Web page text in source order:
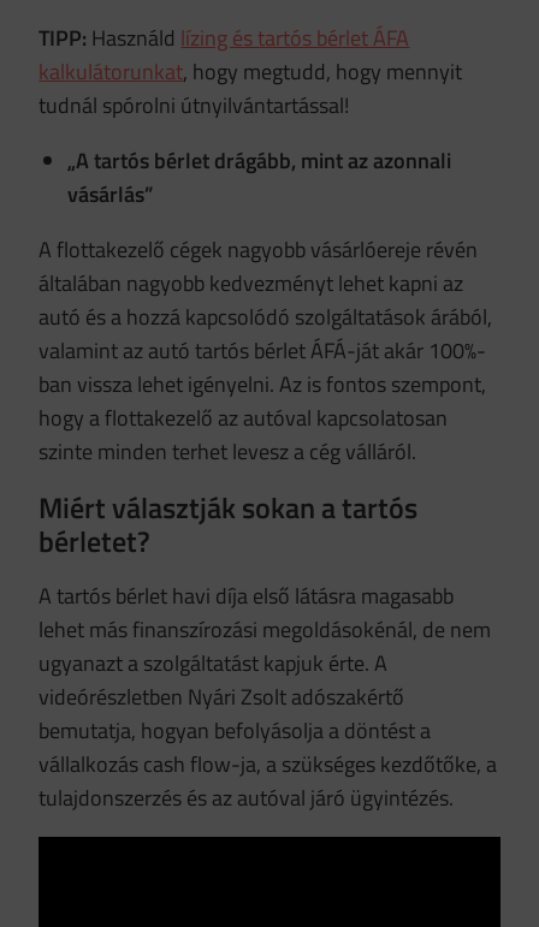
TIPP: Használd lízing és tartós bérlet ÁFA
kalkulátorunkat, hogy megtudd, hogy mennyit
tudnál spórolni útnyilvántartással!
„A tartós bérlet drágább, mint az azonnali
vásárlás”
A flottakezelő cégek nagyobb vásárlóereje révén
általában nagyobb kedvezményt lehet kapni az
autó és a hozzá kapcsolódó szolgáltatások árából,
valamint az autó tartós bérlet ÁFÁ-ját akár 100%-
ban vissza lehet igényelni. Az is fontos szempont,
hogy a flottakezelő az autóval kapcsolatosan
szinte minden terhet levesz a cég válláról.
Miért választják sokan a tartós
bérletet?
A tartós bérlet havi díja első látásra magasabb
lehet más finanszírozási megoldásokénál, de nem
ugyanazt a szolgáltatást kapjuk érte. A
videórészletben Nyári Zsolt adószakértő
bemutatja, hogyan befolyásolja a döntést a
vállalkozás cash flow-ja, a szükséges kezdőtőke, a
tulajdonszerzés és az autóval járó ügyintézés.